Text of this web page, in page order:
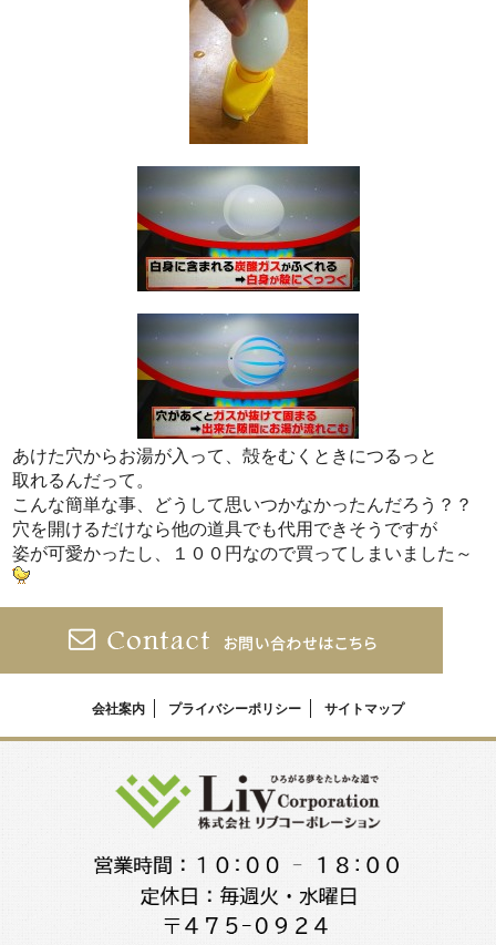
あけた穴からお湯が入って、殻をむくときにつるっと
取れるんだって。
こんな簡単な事、どうして思いつかなかったんだろう？？
穴を開けるだけなら他の道具でも代用できそうですが
姿が可愛かったし、１００円なので買ってしまいました～
会社案内 プライバシーポリシー サイトマップ